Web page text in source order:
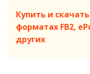
Купить и
форматах FB2,
других